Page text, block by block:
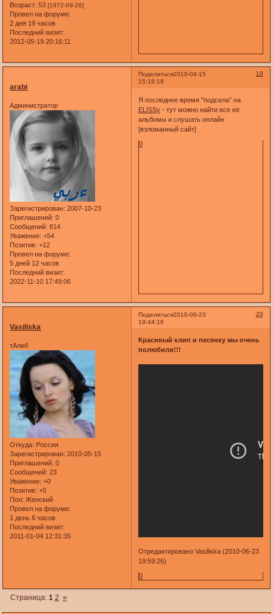
Возраст: 53[1972-09-26]
Провел на форуме:
2 дня 19 часов
Последний визит:
2012-05-19 20:16:11
Поделиться 19
2010-04-15
15:18:18
arabi
Администратор
Зарегистрирован: 2007-10-23
Приглашений: 0
Сообщений: 814
Уважение: +54
Позитив: +12
Провел на форуме:
5 дней 12 часов
Последний визит:
2022-11-10 17:49:06
Я последнее время "подсела" на
ELISSу- тут можно найти все её
альбомы и слушать онлайн
[взломанный сайт]
0
Поделиться 20
2010-06-23
19:44:16
Vasiliska
тАлиб
Откуда: Россия
Зарегистрирован: 2010-05-15
Приглашений: 0
Сообщений: 23
Уважение: +0
Позитив: +5
Пол: Женский
Провел на форуме:
1 день 6 часов
Последний визит:
2011-01-04 12:31:35
Красивый клип и песенку мы очень
полюбили!!!
Отредактировано Vasiliska (2010-06-23
19:59:26)
0
Страница: 1 2 »